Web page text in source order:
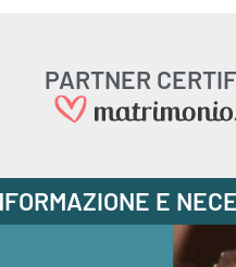
PARTNER
E